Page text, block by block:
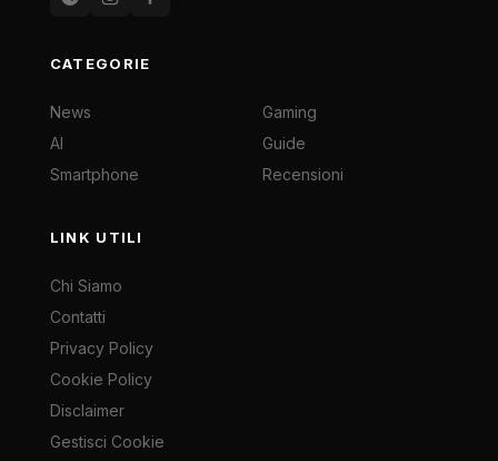
CATEGORIE
News
AI
Smartphone
Gaming
Guide
Recensioni
LINK UTILI
Chi Siamo
Contatti
Privacy Policy
Cookie Policy
Disclaimer
Gestisci Cookie